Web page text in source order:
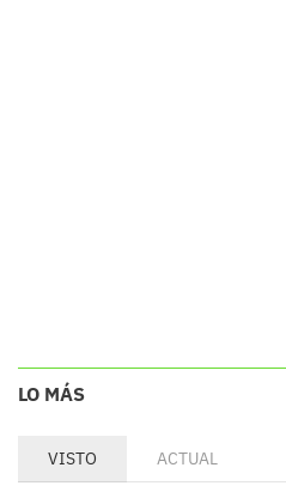
LO MÁS
VISTO ACTUAL